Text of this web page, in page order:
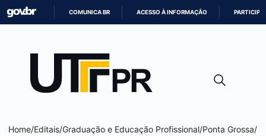
CONTEÚDO
COMUNICA BR ACESSO À INFORMAÇÃO PARTICIPE
Home/Editais/Graduação e Educação Profissional/Ponta Grossa/